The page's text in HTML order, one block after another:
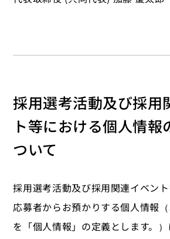
採用選考活動及び採用
ト等における個人情報
ついて
採用選考活動及び採用関連イベン
応募者からお預かりする個人情報
を「個人情報」の定義とします。